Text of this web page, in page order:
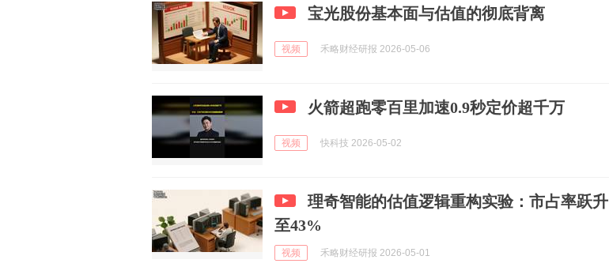
宝光股份基本面与估值的彻底背离
视频 禾略财经研报 2026-05-06
火箭超跑零百里加速0.9秒定价超千万
视频 快科技 2026-05-02
理奇智能的估值逻辑重构实验：市占率跃升
至43%
视频 禾略财经研报 2026-05-01